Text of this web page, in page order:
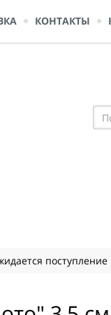
КОНТАКТЫ
поступление